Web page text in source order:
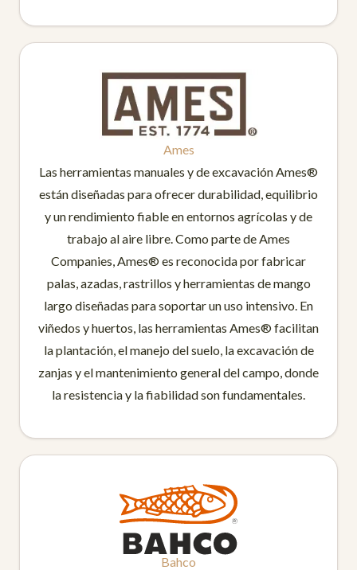
Ames
Las herramientas manuales y de excavación Ames®
están diseñadas para ofrecer durabilidad, equilibrio
y un rendimiento fiable en entornos agrícolas y de
trabajo al aire libre. Como parte de Ames
Companies, Ames® es reconocida por fabricar
palas, azadas, rastrillos y herramientas de mango
largo diseñadas para soportar un uso intensivo. En
viñedos y huertos, las herramientas Ames® facilitan
la plantación, el manejo del suelo, la excavación de
zanjas y el mantenimiento general del campo, donde
la resistencia y la fiabilidad son fundamentales.
Bahco